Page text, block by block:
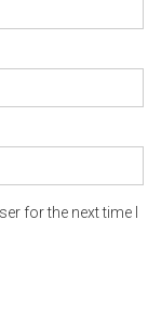
for the next time I